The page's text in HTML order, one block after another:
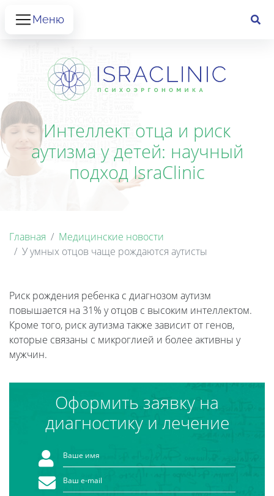
Меню
Интеллект отца и риск
аутизма у детей: научный
подход IsraClinic
Главная
Медицинские новости
У умных отцов чаще рождаются аутисты
Риск рождения ребенка с диагнозом аутизм
повышается на 31% у отцов с высоким интеллектом.
Кроме того, риск аутизма также зависит от генов,
которые связаны с микроглией и более активны у
мужчин.
Оформить заявку на
диагностику и лечение